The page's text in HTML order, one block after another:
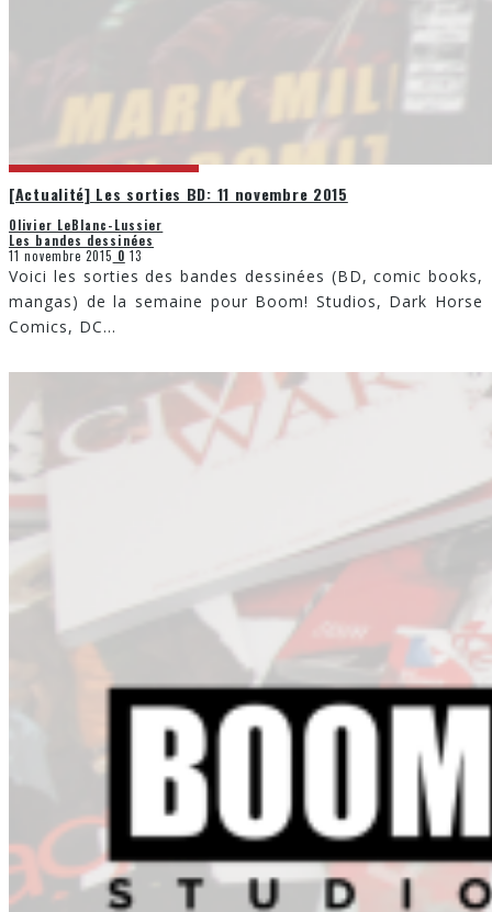
[Actualité] Les sorties BD: 11 novembre 2015
Olivier LeBlanc-Lussier
Les bandes dessinées
11 novembre 2015 0 13
Voici les sorties des bandes dessinées (BD, comic books,
mangas) de la semaine pour Boom! Studios, Dark Horse
Comics, DC...